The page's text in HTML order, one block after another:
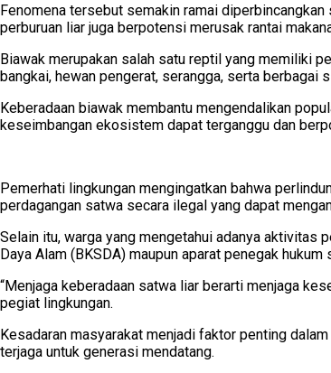
Fenomena tersebut semakin ramai
perburuan liar juga berpotensi merusak rantai
Biawak merupakan salah satu reptil yang memiliki
bangkai, hewan pengerat, serangga, serta berbagai
Keberadaan biawak membantu mengendalikan
keseimbangan ekosistem dapat terganggu dan
Pemerhati lingkungan mengingatkan bahwa
perdagangan satwa secara ilegal yang dapat
Selain itu, warga yang mengetahui adanya aktivitas
Daya Alam (BKSDA) maupun aparat penegak hukum
“Menjaga keberadaan satwa liar berarti menjaga
pegiat lingkungan.
Kesadaran masyarakat menjadi faktor penting
terjaga untuk generasi mendatang.